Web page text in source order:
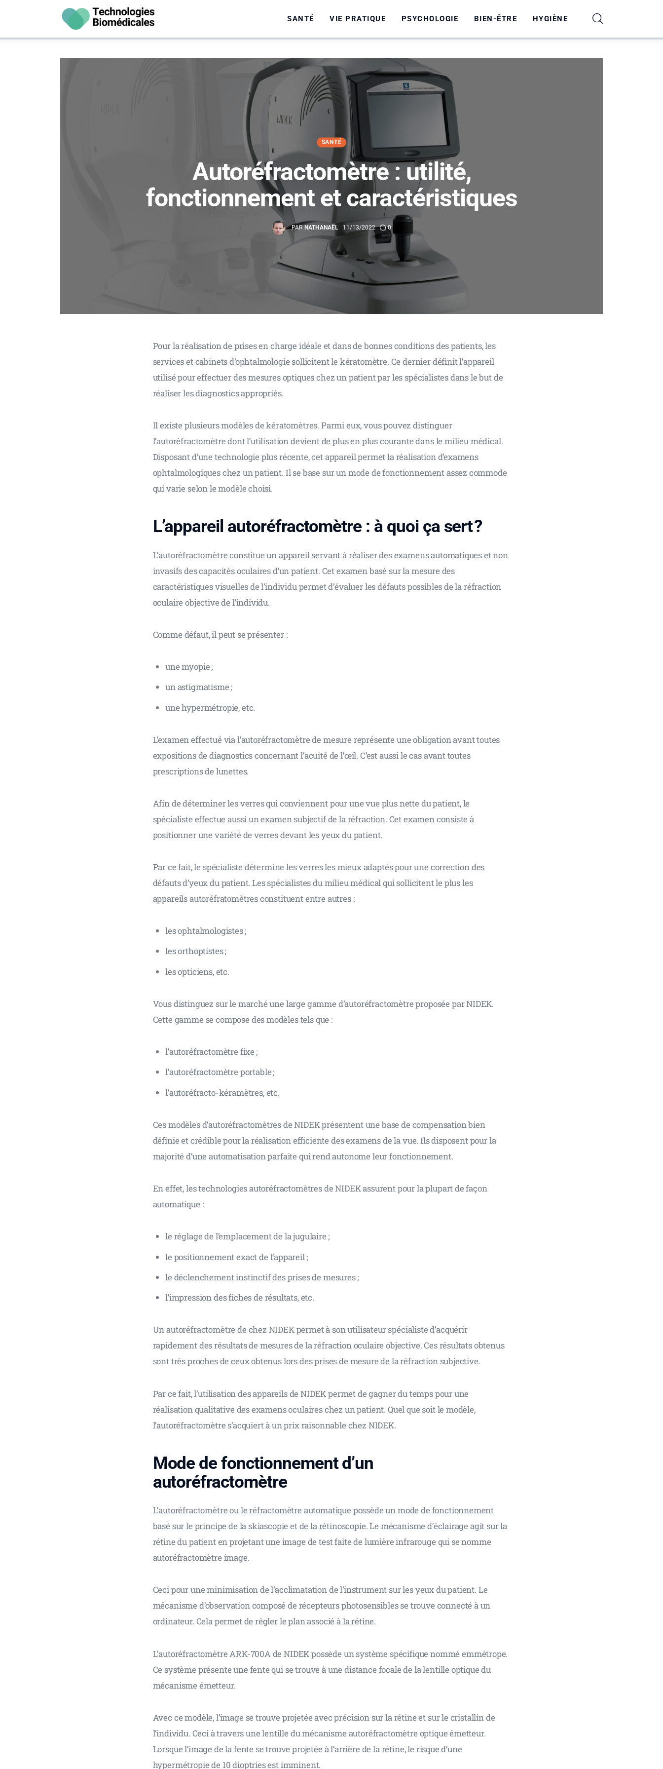
SANTÉ VIE PRATIQUE PSYCHOLOGIE BIEN-ÊTRE HYGIÈNE
Vie Pratique
SANTÉ
Autoréfractomètre : utilité,
fonctionnement et caractéristiques
PAR NATHANAËL 11/13/2022 0
Pour la réalisation de prises en charge idéale et dans de bonnes conditions des patients, les
services et cabinets d’ophtalmologie sollicitent le kératomètre. Ce dernier définit l’appareil
utilisé pour effectuer des mesures optiques chez un patient par les spécialistes dans le but de
réaliser les diagnostics appropriés.
Il existe plusieurs modèles de kératomètres. Parmi eux, vous pouvez distinguer
l’autoréfractomètre dont l’utilisation devient de plus en plus courante dans le milieu médical.
Disposant d’une technologie plus récente, cet appareil permet la réalisation d’examens
ophtalmologiques chez un patient. Il se base sur un mode de fonctionnement assez commode
qui varie selon le modèle choisi.
L’appareil autoréfractomètre : à quoi ça sert ?
L’autoréfractomètre constitue un appareil servant à réaliser des examens automatiques et non
invasifs des capacités oculaires d’un patient. Cet examen basé sur la mesure des
caractéristiques visuelles de l’individu permet d’évaluer les défauts possibles de la réfraction
oculaire objective de l’individu.
Comme défaut, il peut se présenter :
une myopie ;
un astigmatisme ;
une hypermétropie, etc.
L’examen effectué via l’autoréfractomètre de mesure représente une obligation avant toutes
expositions de diagnostics concernant l’acuité de l’œil. C’est aussi le cas avant toutes
prescriptions de lunettes.
Afin de déterminer les verres qui conviennent pour une vue plus nette du patient, le
spécialiste effectue aussi un examen subjectif de la réfraction. Cet examen consiste à
positionner une variété de verres devant les yeux du patient.
Par ce fait, le spécialiste détermine les verres les mieux adaptés pour une correction des
défauts d’yeux du patient. Les spécialistes du milieu médical qui sollicitent le plus les
appareils autoréfratomètres constituent entre autres :
les ophtalmologistes ;
les orthoptistes ;
les opticiens, etc.
Vous distinguez sur le marché une large gamme d’autoréfractomètre proposée par NIDEK.
Cette gamme se compose des modèles tels que :
l’autoréfractomètre fixe ;
l’autoréfractomètre portable ;
l’autoréfracto-kéramètres, etc.
Ces modèles d’autoréfractomètres de NIDEK présentent une base de compensation bien
définie et crédible pour la réalisation efficiente des examens de la vue. Ils disposent pour la
majorité d’une automatisation parfaite qui rend autonome leur fonctionnement.
En effet, les technologies autoréfractomètres de NIDEK assurent pour la plupart de façon
automatique :
le réglage de l’emplacement de la jugulaire ;
le positionnement exact de l’appareil ;
le déclenchement instinctif des prises de mesures ;
l’impression des fiches de résultats, etc.
Un autoréfractomètre de chez NIDEK permet à son utilisateur spécialiste d’acquérir
rapidement des résultats de mesures de la réfraction oculaire objective. Ces résultats obtenus
sont très proches de ceux obtenus lors des prises de mesure de la réfraction subjective.
Par ce fait, l’utilisation des appareils de NIDEK permet de gagner du temps pour une
réalisation qualitative des examens oculaires chez un patient. Quel que soit le modèle,
l’autoréfractomètre s’acquiert à un prix raisonnable chez NIDEK.
Mode de fonctionnement d’un
autoréfractomètre
L’autoréfractomètre ou le réfractomètre automatique possède un mode de fonctionnement
basé sur le principe de la skiascopie et de la rétinoscopie. Le mécanisme d’éclairage agit sur la
rétine du patient en projetant une image de test faite de lumière infrarouge qui se nomme
autoréfractomètre image.
Ceci pour une minimisation de l’acclimatation de l’instrument sur les yeux du patient. Le
mécanisme d’observation composé de récepteurs photosensibles se trouve connecté à un
ordinateur. Cela permet de régler le plan associé à la rétine.
L’autoréfractomètre ARK-700A de NIDEK possède un système spécifique nommé emmétrope.
Ce système présente une fente qui se trouve à une distance focale de la lentille optique du
mécanisme émetteur.
Avec ce modèle, l’image se trouve projetée avec précision sur la rétine et sur le cristallin de
l’individu. Ceci à travers une lentille du mécanisme autoréfractomètre optique émetteur.
Lorsque l’image de la fente se trouve projetée à l’arrière de la rétine, le risque d’une
hypermétropie de 10 dioptries est imminent.